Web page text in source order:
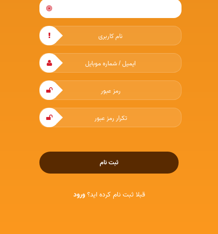
ثبت نام
قبلا ثبت نام کرده اید؟ورود